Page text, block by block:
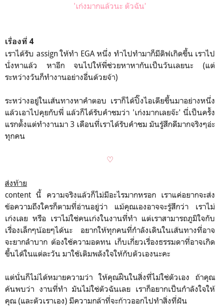
'เก่งมากแล้วนะ ตัวฉัน'
เรื่องที่ 4
เราได้รับ assign ให้ทำ EGA หนึ่ง ทำไปทำมาก็มีดิฟเกิดขึ้น เราไป
นั่งหาแล้ว หาอีก จนไปให้พี่ช่วยหาหากันเป็นวันเลยนะ (แต่
ระหว่างวันก็ทำงานอย่างอื่นด้วยจ้า)
ระหว่างอยู่ในเส้นทางหาคำตอบ เราก็ได้ปิ๊งไอเดียขึ้นมาอย่างหนึ่ง
แล้วเอาไปคุยกับพี่ แล้วก็ได้รับคำชมว่า 'เก่งมากเลยจ๊ะ' นี่เป็นครั้ง
แรกตั้งแต่ทำงานมา 3 เดือนที่เราได้รับคำชม มันรู้สึกดีมากจริงๆอ่ะ
ทุกคน
♡
ส่งท้าย
content นี้ ความจริงแล้วก็ไม่มีอะไรมากหรอก เราแค่อยากจะส่ง
ข้อความถึงใครก็ตามที่อ่านอยู่ว่า แม้คุณเองอาจจะรู้สึกว่า เราไม่
เก่งเลย หรือ เราไม่ใช่คนเก่งในงานที่ทำ แต่เราสามารถภูมิใจกับ
เรื่องเล็กๆน้อยๆได้นะ อยากให้ทุกคนที่กำลังเดินในเส้นทางที่อาจ
จะยากลำบาก ต้องใช้ความอดทน เก็บเกี่ยวเรื่องธรรมดาที่อาจเกิด
ขึ้นได้ในแต่ละวัน มาใช้เติมพลังใจให้กับตัวเองนะคะ
แต่นั่นก็ไม่ได้หมายความว่า ให้คุณฝืนในสิ่งที่ไม่ใช่ตัวเอง ถ้าคุณ
ค้นพบว่า งานที่ทำ มันไม่ใช่ตัวฉันเลย เราก็อยากเป็นกำลังใจให้
คุณ (และตัวเราเอง) มีความกล้าที่จะก้าวออกไปทำสิ่งที่ฝัน